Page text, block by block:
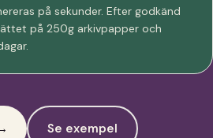
på sekunder. Efter godkänd
på 250g arkivpapper och
Se exempel